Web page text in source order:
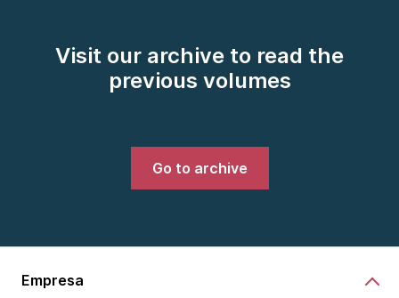
Visit our archive to read the
previous volumes
Go to archive
Empresa